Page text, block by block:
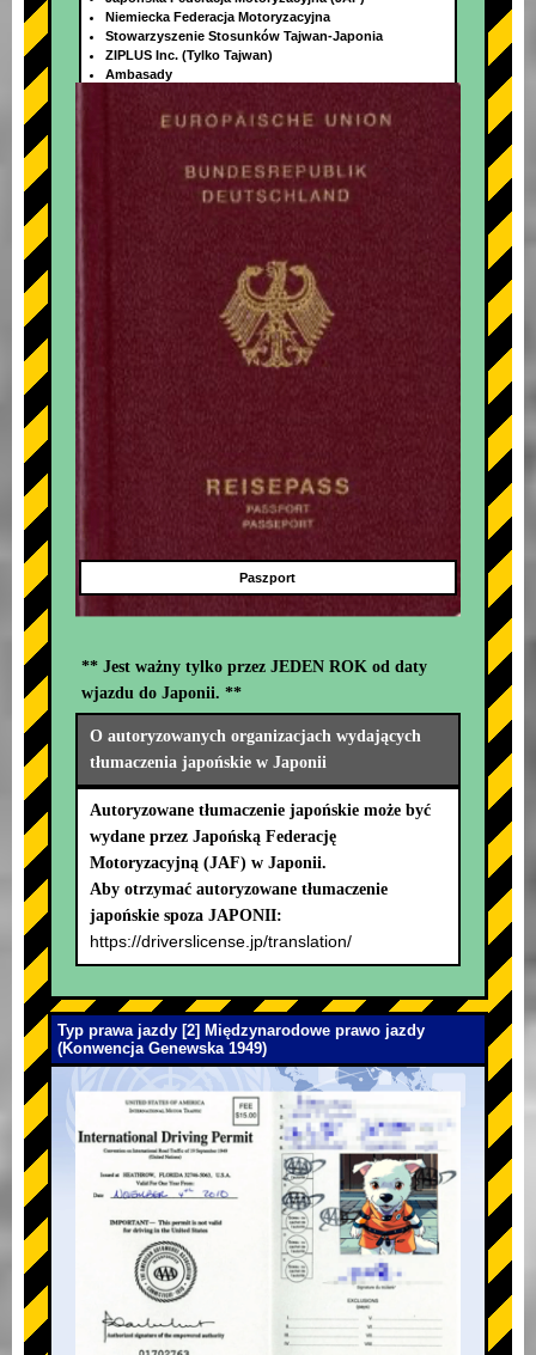
+
Niemiecka Federacja Motoryzacyjna
Stowarzyszenie Stosunków Tajwan-Japonia
ZIPLUS Inc. (Tylko Tajwan)
Ambasady
Paszport
** Jest ważny tylko przez JEDEN ROK od daty
wjazdu do Japonii. **
O autoryzowanych organizacjach wydających
tłumaczenia japońskie w Japonii
Autoryzowane tłumaczenie japońskie może być
wydane przez Japońską Federację
Motoryzacyjną (JAF) w Japonii.
Aby otrzymać autoryzowane tłumaczenie
japońskie spoza JAPONII:
https://driverslicense.jp/translation/
Typ prawa jazdy [2] Międzynarodowe prawo jazdy
(Konwencja Genewska 1949)